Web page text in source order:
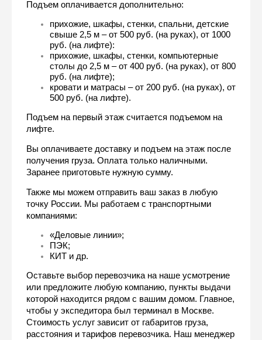
Подъем оплачивается дополнительно:
прихожие, шкафы, стенки, спальни, детские
свыше 2,5 м – от 500 руб. (на руках), от 1000
руб. (на лифте):
прихожие, шкафы, стенки, компьютерные
столы до 2,5 м – от 400 руб. (на руках), от 800
руб. (на лифте);
кровати и матрасы – от 200 руб. (на руках), от
500 руб. (на лифте).
Подъем на первый этаж считается подъемом на
лифте.
Вы оплачиваете доставку и подъем на этаж после
получения груза. Оплата только наличными.
Заранее приготовьте нужную сумму.
Также мы можем отправить ваш заказ в любую
точку России. Мы работаем с транспортными
компаниями:
«Деловые линии»;
ПЭК;
КИТ и др.
Оставьте выбор перевозчика на наше усмотрение
или предложите любую компанию, пункты выдачи
которой находится рядом с вашим домом. Главное,
чтобы у экспедитора был терминал в Москве.
Стоимость услуг зависит от габаритов груза,
расстояния и тарифов перевозчика. Наш менеджер